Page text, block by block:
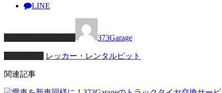
LINE
373Garage
レッカー・レンタルピット
関連記事